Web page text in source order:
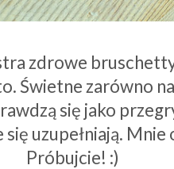
zdrowe
Świetne zarówno
się jako
uzupełniają. Mnie
Próbujcie! :)